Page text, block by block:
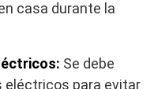
casa durante la
Se debe
eléctricos para evitar